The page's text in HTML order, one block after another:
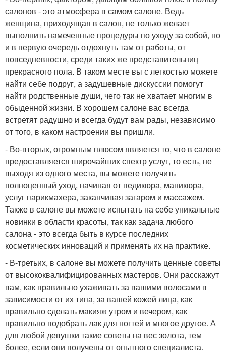
салонов - это атмосфера в самом салоне. Ведь
женщина, приходящая в салон, не только желает
выполнить намеченные процедуры по уходу за собой, но
и в первую очередь отдохнуть там от работы, от
повседневности, среди таких же представительниц
прекрасного пола. В таком месте вы с легкостью можете
найти себе подруг, а задушевные дискуссии помогут
найти родственные души, чего так не хватает многим в
обыденной жизни. В хорошем салоне вас всегда
встретят радушно и всегда будут вам рады, независимо
от того, в каком настроении вы пришли.
- Во-вторых, огромным плюсом является то, что в салоне
предоставляется широчайших спектр услуг, то есть, не
выходя из одного места, вы можете получить
полноценный уход, начиная от педикюра, маникюра,
услуг парикмахера, заканчивая загаром и массажем.
Также в салоне вы можете испытать на себе уникальные
новинки в области красоты, так как задача любого
салона - это всегда быть в курсе последних
косметических инноваций и применять их на практике.
- В-третьих, в салоне вы можете получить ценные советы
от высококвалифицированных мастеров. Они расскажут
вам, как правильно ухаживать за вашими волосами в
зависимости от их типа, за вашей кожей лица, как
правильно сделать макияж утром и вечером, как
правильно подобрать лак для ногтей и многое другое. А
для любой девушки такие советы на вес золота, тем
более, если они получены от опытного специалиста.